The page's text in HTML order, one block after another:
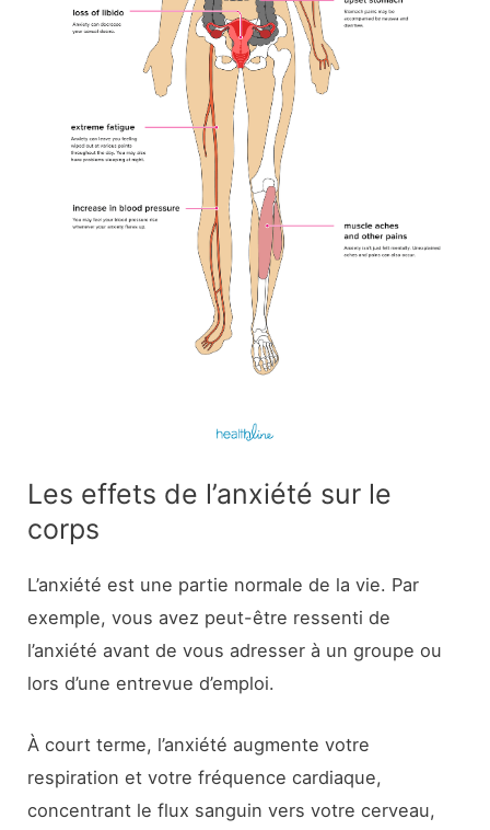
Les effets de l’anxiété sur le
corps
L’anxiété est une partie normale de la vie. Par
exemple, vous avez peut-être ressenti de
l’anxiété avant de vous adresser à un groupe ou
lors d’une entrevue d’emploi.
À court terme, l’anxiété augmente votre
respiration et votre fréquence cardiaque,
concentrant le flux sanguin vers votre cerveau,